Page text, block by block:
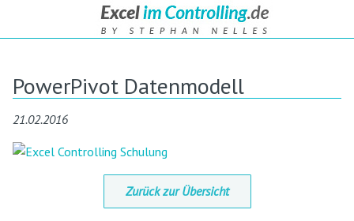
PowerPivot Datenmodell
21.02.2016
Zurück zur Übersicht